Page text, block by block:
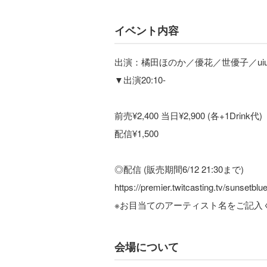
イベント内容
出演：橘田ほのか／優花／世優子／
▼出演20:10-
前売¥2,400 当日¥2,900 (各+1Drink代)
配信¥1,500
◎配信 (販売期間6/12 21:30まで)
https://premier.twitcasting.tv/
※お目当てのアーティスト名をご記入
会場について